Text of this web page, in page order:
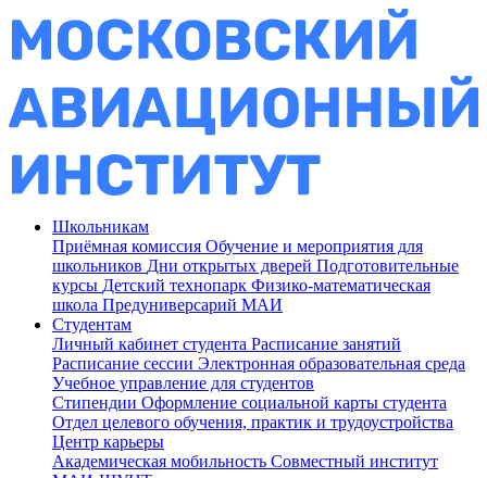
Школьникам
Приёмная комиссия Обучение и мероприятия для
школьников Дни открытых дверей Подготовительные
курсы Детский технопарк Физико-математическая
школа Предуниверсарий МАИ
Студентам
Личный кабинет студента Расписание занятий
Расписание сессии Электронная образовательная среда
Учебное управление для студентов
Стипендии Оформление социальной карты студента
Отдел целевого обучения, практик и трудоустройства
Центр карьеры
Академическая мобильность Совместный институт